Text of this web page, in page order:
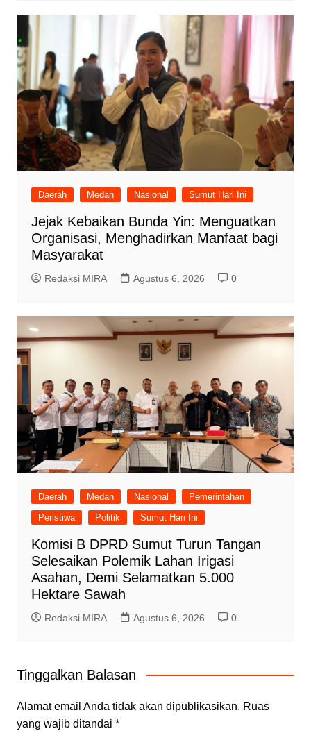
Daerah Medan Nasional Sumut Hari Ini
Jejak Kebaikan Bunda Yin: Menguatkan
Organisasi, Menghadirkan Manfaat bagi
Masyarakat
Redaksi MIRA Agustus 6, 2026 0
Daerah Medan Nasional
Pemerintahan
Peristiwa
Politik Sumut Hari Ini
Komisi B DPRD Sumut Turun Tangan
Selesaikan Polemik Lahan Irigasi
Asahan, Demi Selamatkan 5.000
Hektare Sawah
Redaksi MIRA Agustus 6, 2026 0
Tinggalkan Balasan
Alamat email Anda tidak akan dipublikasikan. Ruas
yang wajib ditandai *